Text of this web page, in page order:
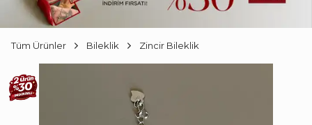
Tüm Ürünler Bileklik Zincir Bileklik